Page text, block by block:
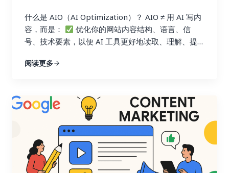
了。 以下是一些正在被聪明企业抓住的新机会： 新
机遇一：AI反而让“长尾关键词”变成最大红利池
索方式变了： 过去 现在 关键词 问题句式 “kraft…
什么是 AIO（AI Optimization）？ AIO ≠ 用 AI 写内
容，而是：
优化你的网站内容结构、语言、信
号、技术要素，以便 AI 工具更好地读取、理解、提
内容营销的下一个重点？ 原因 说明
是排名第1的链接
AI 摘要需要信源 内容结构清
晰、权威、语义明确的网站更易被引用
先发优势
明显 很多竞争对手尚未布局 AIO，机会窗口期 AIO
优化目标：帮你达成哪些结果？ 目标 具体表现
AI 摘要引用 出现在 Google AI Overview 卡片中
被 ChatGPT/Bing/Gemini…
阅读更多